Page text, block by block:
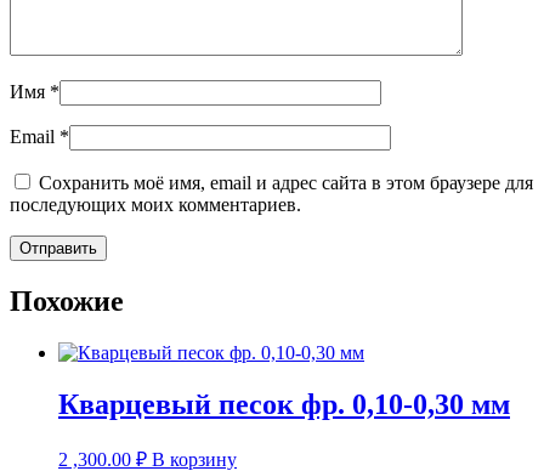
Имя *
Email *
Сохранить моё имя, email и адрес сайта в этом браузере для
последующих моих комментариев.
Похожие
Кварцевый песок фр. 0,10-0,30 мм
2 ,300.00 ₽ В корзину